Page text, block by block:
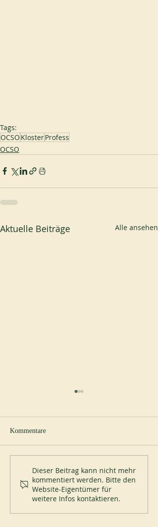
Tags:
OCSO KlosterProfess
OCSO
Aktuelle Beiträge Alle ansehen
Kommentare
Dieser Beitrag kann nicht mehr
kommentiert werden. Bitte den
Website-Eigentümer für
weitere Infos kontaktieren.